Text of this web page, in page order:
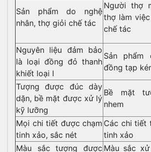
Sản phẩm do nghệ
nhân, thợ giỏi chế tác
Người thợ
thợ làm
chế tác
Nguyên liệu đảm bảo
là loại đồng đỏ thanh
khiết loại I
Sản
đồng tạp
Tượng được đúc dày
dặn, bề mặt được xử lý
kỹ lưỡng
Bề mặt
nhem
Mọi chi tiết được chạm
tinh xảo, sắc nét
Các chi tiết
tinh xảo
Màu sắc tượng được Màu sắc